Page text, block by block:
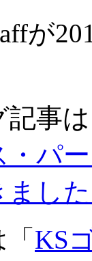
が
記事
・パ
まし
KS